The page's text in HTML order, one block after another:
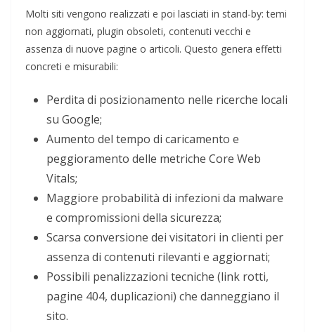
Molti siti vengono realizzati e poi lasciati in stand-by: temi
non aggiornati, plugin obsoleti, contenuti vecchi e
assenza di nuove pagine o articoli. Questo genera effetti
concreti e misurabili:
Perdita di posizionamento nelle ricerche locali
su Google;
Aumento del tempo di caricamento e
peggioramento delle metriche Core Web
Vitals;
Maggiore probabilità di infezioni da malware
e compromissioni della sicurezza;
Scarsa conversione dei visitatori in clienti per
assenza di contenuti rilevanti e aggiornati;
Possibili penalizzazioni tecniche (link rotti,
pagine 404, duplicazioni) che danneggiano il
sito.